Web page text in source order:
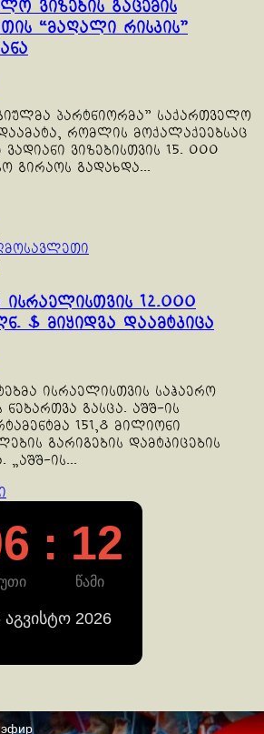
ვიზების გაცემის
“მაღალი რისკის”
პარტნიორმა" საქართველო
დაამატა, რომლის მოქალაქეებსაც
ვიზებისთვის 15. 000
გირაოს გადახდა...
ისრაელისთვის 12.000
$ მიყიდვა დაამტკიცა
ისრაელისთვის საჰაერო
ნებართვა გასცა. აშშ-ის
151,8 მილიონი
გარიგების დამტკიცების
„აშშ-ის...
: 13
წამი
აგვისტო 2026